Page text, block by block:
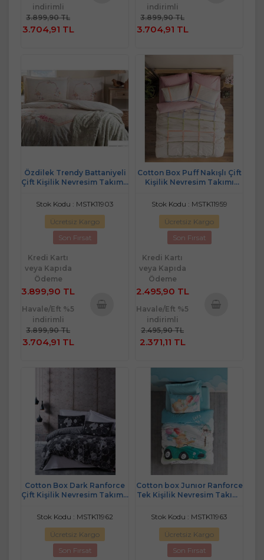
indirimli
3.899,90 TL
3.704,91 TL
indirimli
3.899,90 TL
3.704,91 TL
Özdilek Trendy Battaniyeli
Çift Kişilik Nevresim Takımı-
Stok Kodu : MSTK11903
Ücretsiz Kargo
Son Fırsat
Kredi Kartı
veya Kapıda
Ödeme
3.899,90 TL
Havale/Eft %5
indirimli
3.899,90 TL
3.704,91 TL
Cotton Box Puff Nakışlı Çift
Kişilik Nevresim Takımı
Stok Kodu : MSTK11959
Ücretsiz Kargo
Son Fırsat
Kredi Kartı
veya Kapıda
Ödeme
2.495,90 TL
Havale/Eft %5
indirimli
2.495,90 TL
2.371,11 TL
Cotton Box Dark Ranforce
Çift Kişilik Nevresim Takımı-
Stok Kodu : MSTK11962
Ücretsiz Kargo
Son Fırsat
Cotton box Junıor Ranforce
Tek Kişilik Nevresim Takımı
Stok Kodu : MSTK11963
Ücretsiz Kargo
Son Fırsat